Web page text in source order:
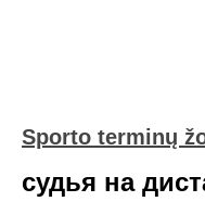
Sporto terminų
судья на